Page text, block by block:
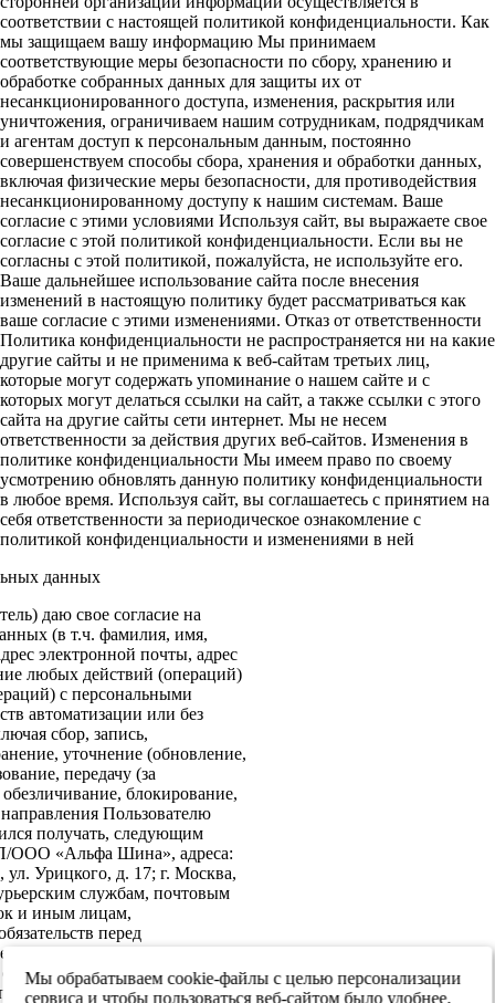
соответствии с настоящей политикой конфиденциальности. Как
мы защищаем вашу информацию Мы принимаем
соответствующие меры безопасности по сбору, хранению и
обработке собранных данных для защиты их от
несанкционированного доступа, изменения, раскрытия или
уничтожения, ограничиваем нашим сотрудникам, подрядчикам
и агентам доступ к персональным данным, постоянно
совершенствуем способы сбора, хранения и обработки данных,
включая физические меры безопасности, для противодействия
несанкционированному доступу к нашим системам. Ваше
согласие с этими условиями Используя сайт, вы выражаете свое
согласие с этой политикой конфиденциальности. Если вы не
согласны с этой политикой, пожалуйста, не используйте его.
Ваше дальнейшее использование сайта после внесения
изменений в настоящую политику будет рассматриваться как
ваше согласие с этими изменениями. Отказ от ответственности
Политика конфиденциальности не распространяется ни на какие
другие сайты и не применима к веб-сайтам третьих лиц,
которые могут содержать упоминание о нашем сайте и с
которых могут делаться ссылки на сайт, а также ссылки с этого
сайта на другие сайты сети интернет. Мы не несем
ответственности за действия других веб-сайтов. Изменения в
политике конфиденциальности Мы имеем право по своему
усмотрению обновлять данную политику конфиденциальности
в любое время. Используя сайт, вы соглашаетесь с принятием на
себя ответственности за периодическое ознакомление с
политикой конфиденциальности и изменениями в ней
данных
даю свое согласие на
(в т.ч. фамилия, имя,
электронной почты, адрес
любых действий (операций)
с персональными
автоматизации или без
сбор, запись,
уточнение (обновление,
передачу (за
блокирование,
Пользователю
получать, следующим
ООО «Альфа Шина», адреса:
Урицкого, д. 17; г. Москва,
службам, почтовым
и иным лицам,
перед
на передачу в
информационной
данных третьим
Мы обрабатываем cookie-файлы с целью персонализации
сервиса и чтобы пользоваться веб-сайтом было удобнее.